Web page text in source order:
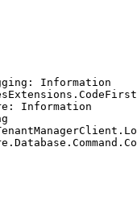
Information
Information